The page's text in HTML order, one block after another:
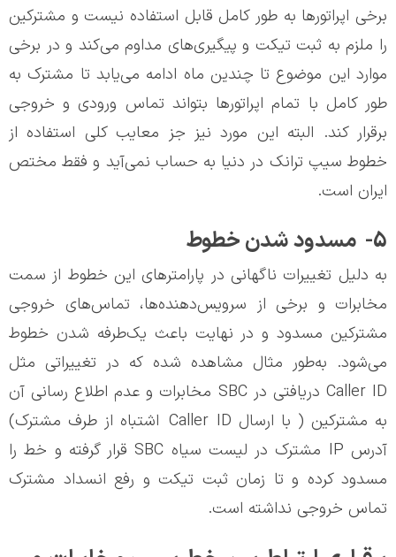
برخی اپراتورها به طور کامل قابل استفاده نیست و مشترکین
را ملزم به ثبت تیکت و پیگیری‌های مداوم می‌کند و در برخی
موارد این موضوع تا چندین ماه ادامه می‌یابد تا مشترک به
طور کامل با تمام اپراتورها بتواند تماس ورودی و خروجی
برقرار کند. البته این مورد نیز جز معایب کلی استفاده از
خطوط سیپ ترانک در دنیا به حساب نمی‌آید و فقط مختص
ایران است.
5- مسدود شدن خطوط
به دلیل تغییرات ناگهانی در پارامترهای این خطوط از سمت
مخابرات و برخی از سرویس‌دهنده‌ها، تماس‌های خروجی
مشترکین مسدود و در نهایت باعث یک‌طرفه شدن خطوط
می‌شود. به‌طور مثال مشاهده شده که در تغییراتی مثل
Caller ID دریافتی در SBC مخابرات و عدم اطلاع رسانی آن
به مشترکین ( با ارسال Caller ID اشتباه از طرف مشترک)
آدرس IP مشترک در لیست سیاه SBC قرار گرفته و خط را
مسدود کرده و تا زمان ثبت تیکت و رفع انسداد مشترک
تماس خروجی نداشته است.